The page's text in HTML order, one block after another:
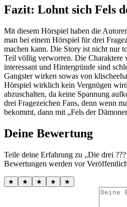
Fazit: Lohnt sich Fels
Mit diesem Hörspiel haben die
man bei einem Hörspiel für drei
machen kann. Die Story ist nicht nur
Teil völlig verworren. Die Charaktere
interessant und Hintergründe sind
Gangster wirken sowas von
Hörspiel wirklich kein Vergnügen
abzuschalten, da keine Spannung
drei Fragezeichen Fans, denn wenn
bekommt, dann mit „Fels der
Deine Bewertung
Teile deine Erfahrung zu „Die drei
Bewertungen werden vor
★ ★ ★ ★ ★